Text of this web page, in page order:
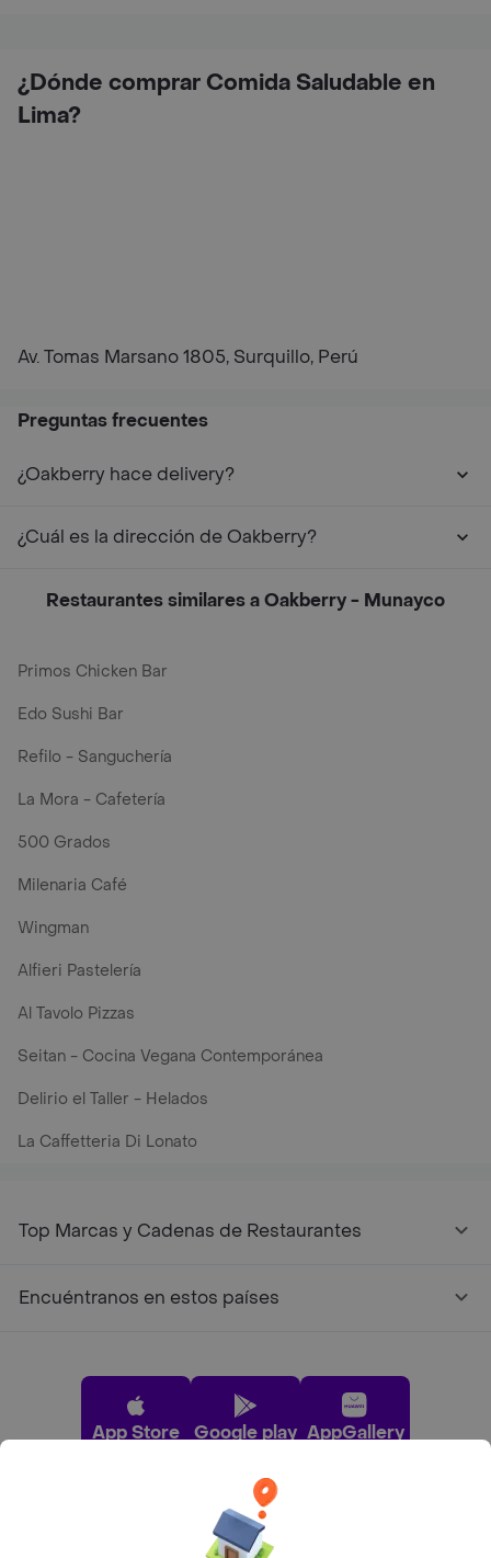
¿Dónde comprar Comida Saludable en
Lima?
Av. Tomas Marsano 1805, Surquillo, Perú
Preguntas frecuentes
¿Oakberry hace delivery?
¿Cuál es la dirección de Oakberry?
Restaurantes similares a Oakberry - Munayco
Primos Chicken Bar
Edo Sushi Bar
Refilo - Sanguchería
La Mora - Cafetería
500 Grados
Milenaria Café
Wingman
Alfieri Pastelería
Al Tavolo Pizzas
Seitan - Cocina Vegana Contemporánea
Delirio el Taller - Helados
La Caffetteria Di Lonato
Top Marcas y Cadenas de Restaurantes
Encuéntranos en estos países
App Store Google play AppGallery
Pide tu comida favorita cerca de ti